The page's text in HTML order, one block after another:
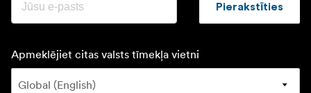
Pierakstīties
Apmeklējiet citas valsts tīmekļa vietni